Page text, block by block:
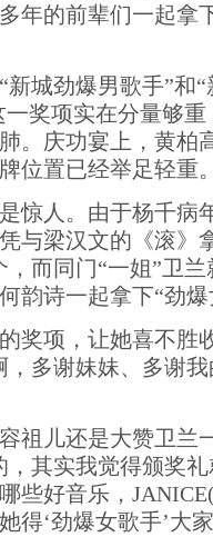
年的前辈们一起拿
城劲爆男歌手”和“
一奖项实在分量够
。庆功宴上，黄柏
位置已经举足轻重
人。由于杨千病
与梁汉文的《滚》
而同门“一姐”卫
韵诗一起拿下“劲
项，让她喜不胜
多谢妹妹、多谢
儿还是大赞卫兰
其实我觉得颁奖
些好音乐，
得‘劲爆女歌手’大